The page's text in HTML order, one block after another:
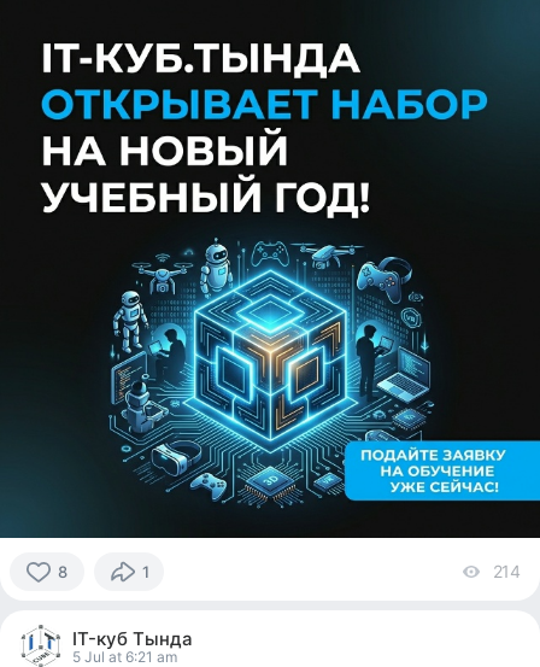
8
people
reacted
1 214
IT-куб Тында
5 Jul at 6:21 am